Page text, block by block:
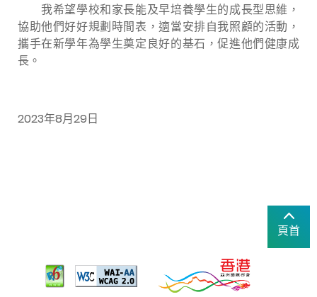
我希望學校和家長能及早培養學生的成長型思維，
協助他們好好規劃時間表，適當安排自我照顧的活動，
攜手在新學年為學生奠定良好的基石，促進他們健康成
長。
2023年8月29日
頁首